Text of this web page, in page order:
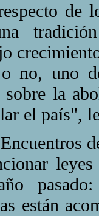
de
o no, uno
la
el país",
están